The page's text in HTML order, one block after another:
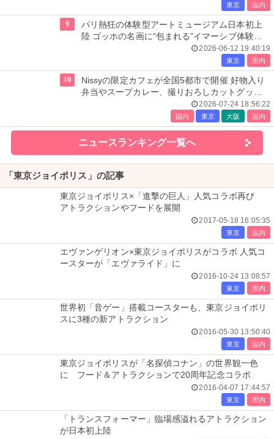
東京 国内
9
パリ熱狂の体験型アートミュージアム日本初上
陸 ゴッホの名画に“包まれる”イマーシブ体験＜
レーヴ・デ・リュミエール＞
2026-06-12 19:40:19
東京 国内
10
Nissyの限定カフェが全国5都市で開催 好物入り
弁当やスープカレー、撮りおろしカットグッズ
2026-07-24 18:56:22
国内 東京 大阪 国内
ニュースランキング一覧へ
「東京ジョイポリス」の記事
東京ジョイポリス×「進撃の巨人」人気コラボ再び
アトラクションやフードを展開
2017-05-18 16:05:35
東京 国内
エヴァンゲリオン×東京ジョイポリスがコラボ 人気コ
ースターが「エヴァライド」に
2016-10-24 13:08:57
東京 国内
世界初「音ゲー」搭載コースターも、東京ジョイポリ
スに3種の新アトラクション
2016-05-30 13:50:40
東京 国内
東京ジョイポリスが「名探偵コナン」の世界観一色
に フード＆アトラクションで20周年記念コラボ
2016-04-07 17:44:57
東京 国内
「トランスフォーマー」臨場感溢れるアトラクション
が日本初上陸